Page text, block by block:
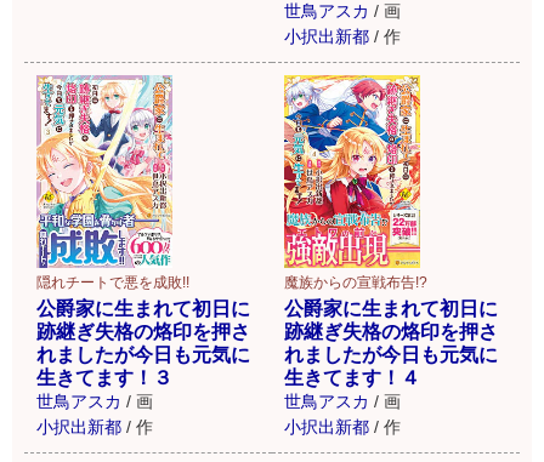
世鳥アスカ / 画
小択出新都 / 作
隠れチートで悪を成敗!!
公爵家に生まれて初日に
跡継ぎ失格の烙印を押さ
れましたが今日も元気に
生きてます！３
世鳥アスカ / 画
小択出新都 / 作
魔族からの宣戦布告!?
公爵家に生まれて初日に
跡継ぎ失格の烙印を押さ
れましたが今日も元気に
生きてます！４
世鳥アスカ / 画
小択出新都 / 作